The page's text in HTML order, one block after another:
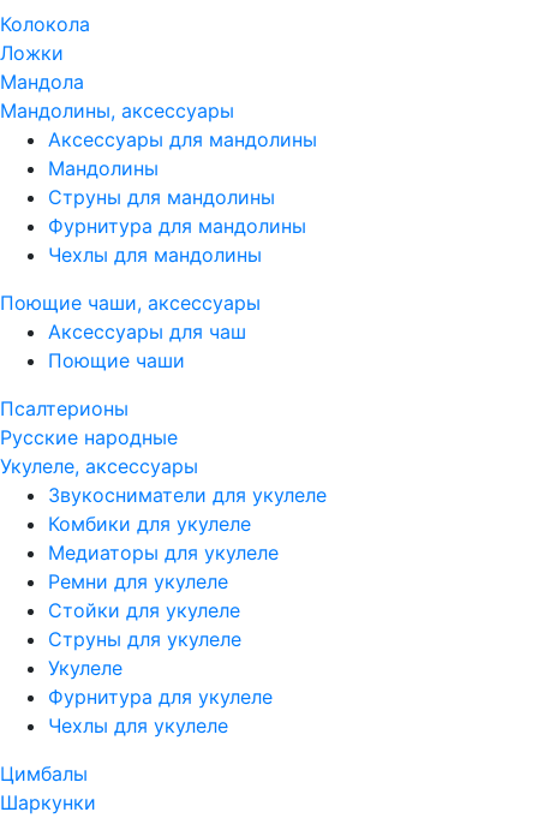
Колокола
Ложки
Мандола
Мандолины, аксессуары
Аксессуары для мандолины
Мандолины
Струны для мандолины
Фурнитура для мандолины
Чехлы для мандолины
Поющие чаши, аксессуары
Аксессуары для чаш
Поющие чаши
Псалтерионы
Русские народные
Укулеле, аксессуары
Звукосниматели для укулеле
Комбики для укулеле
Медиаторы для укулеле
Ремни для укулеле
Стойки для укулеле
Струны для укулеле
Укулеле
Фурнитура для укулеле
Чехлы для укулеле
Цимбалы
Шаркунки